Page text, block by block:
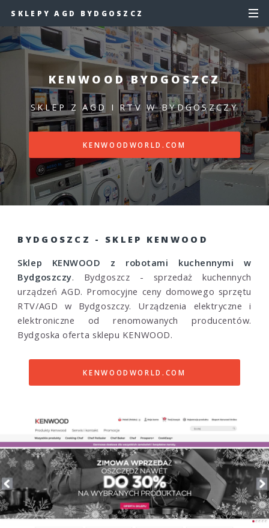
SKLEPY AGD BYDGOSZCZ
KENWOOD BYDGOSZCZ
SKLEP Z AGD I RTV W BYDGOSZCZY
KENWOODWORLD.COM
BYDGOSZCZ - SKLEP KENWOOD
Sklep KENWOOD z robotami kuchennymi w
Bydgoszczy. Bydgoszcz - sprzedaż kuchennych
urządzeń AGD. Promocyjne ceny domowego sprzętu
RTV/AGD w Bydgoszczy. Urządzenia elektryczne i
elektroniczne od renomowanych producentów.
Bydgoska oferta sklepu KENWOOD.
KENWOODWORLD.COM